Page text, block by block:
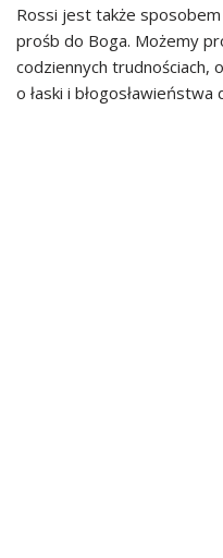
Rossi jest także
prośb do Boga. Możemy
codziennych trudnościach,
o łaski i błogosławieństwa